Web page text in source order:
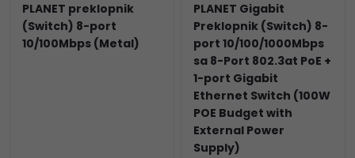
PLANET preklopnik
(Switch) 8-port
10/100Mbps (Metal)
PLANET Gigabit
Preklopnik (Switch) 8-
port 10/100/1000Mbps
sa 8-Port 802.3at PoE +
1-port Gigabit
Ethernet Switch (100W
POE Budget with
External Power
Supply)